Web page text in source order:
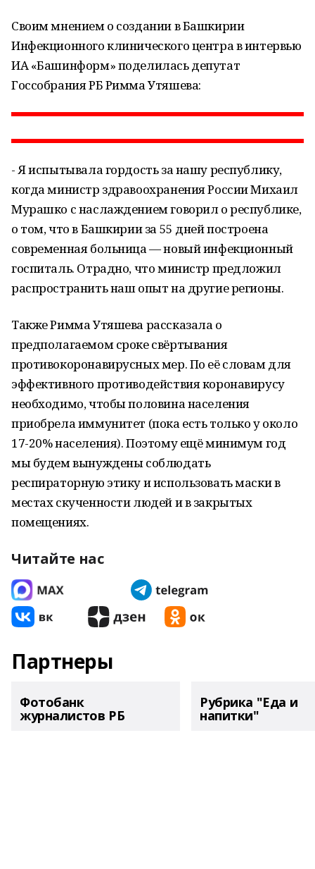
Своим мнением о создании в Башкирии
Инфекционного клинического центра в интервью
ИА «Башинформ» поделилась депутат
Госсобрания РБ Римма Утяшева:
- Я испытывала гордость за нашу республику,
когда министр здравоохранения России Михаил
Мурашко с наслаждением говорил о республике,
о том, что в Башкирии за 55 дней построена
современная больница — новый инфекционный
госпиталь. Отрадно, что министр предложил
распространить наш опыт на другие регионы.
Также Римма Утяшева рассказала о
предполагаемом сроке свёртывания
противокоронавирусных мер. По её словам для
эффективного противодействия коронавирусу
необходимо, чтобы половина населения
приобрела иммунитет (пока есть только у около
17-20% населения). Поэтому ещё минимум год
мы будем вынуждены соблюдать
респираторную этику и использовать маски в
местах скученности людей и в закрытых
помещениях.
Читайте нас
Партнеры
Фотобанк
журналистов РБ
Рубрика "Еда и
напитки"